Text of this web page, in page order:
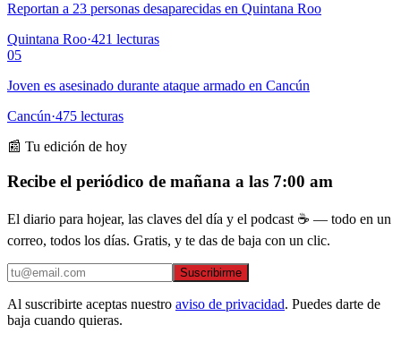
Reportan a 23 personas desaparecidas en Quintana Roo
Quintana Roo·421 lecturas
05
Joven es asesinado durante ataque armado en Cancún
Cancún·475 lecturas
📰 Tu edición de hoy
Recibe el periódico de mañana a las 7:00 am
El diario para hojear, las claves del día y el podcast ☕ — todo en un
correo, todos los días. Gratis, y te das de baja con un clic.
Suscribirme
Al suscribirte aceptas nuestro aviso de privacidad. Puedes darte de
baja cuando quieras.